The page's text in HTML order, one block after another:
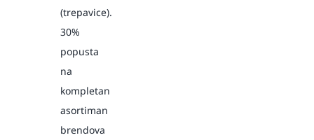
(trepavice).
30%
popusta
na
kompletan
asortiman
brendova